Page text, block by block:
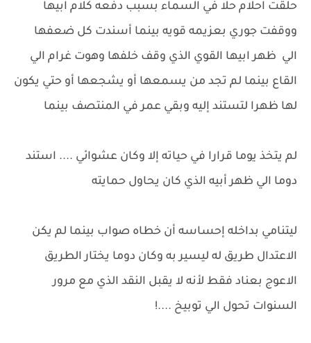
حلقت احلام حلا في السماء بسبب دفعه كلام ابيها
ووقفت جوري بعزيمه قويه بينما أسندت كل ضعفها
الي ظهر ابيها القوي الذي وقف خلفها وهوت غرام الي
القاع بينما لم تجد من يسمعها أو يشجعها أو حتي يكون
لها ظهرا لتستند إليه وبقي عمر في المنتصف بينما
لم يتخذ يوما قرارا في حياته إلا وكان عشوائي .... استند
دوما الي ظهر أبيه الذي كان يحاول حمايته
ليتنامي بداخله إحساسه أن خطاه صواب بينما لم يكن
الاعتدال طريق له ليسير به وكان دوما يختار الطريق
الاعوج بعناد فقط لأنه لا يقبل النقد الذي مع مرور
السنوات تحول الي توبيخ ....!